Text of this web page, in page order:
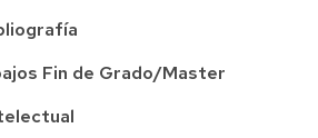
Fin de Grado/Master